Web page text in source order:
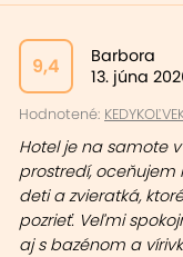
9,4
Barbora
13. júna
Hodnotené:
Hotel je na samote
prostredí, oceňujem
deti a zvieratká,
pozrieť. Veľmi
aj s bazénom a